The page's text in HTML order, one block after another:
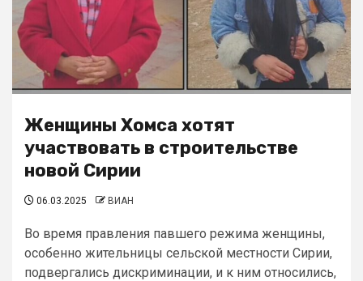
Женщины Хомса хотят
участвовать в строительстве
новой Сирии
06.03.2025 ВИАН
Во время правления павшего режима женщины,
особенно жительницы сельской местности Сирии,
подвергались дискриминации, и к ним относились,